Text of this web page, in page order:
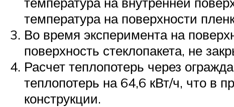
температура на поверхности
Во время эксперимента на
поверхность стеклопакета, не
Расчет теплопотерь через
теплопотерь на 64,6 кВт/ч, что в
конструкции.